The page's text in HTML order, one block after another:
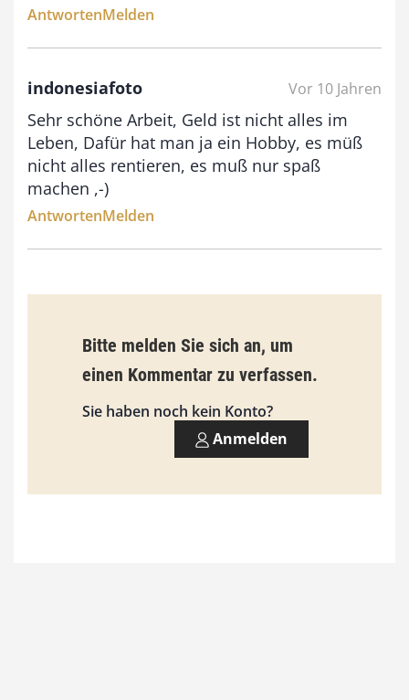
AntwortenMelden
indonesiafoto Vor 10 Jahren
Sehr schöne Arbeit, Geld ist nicht alles im
Leben, Dafür hat man ja ein Hobby, es müß
nicht alles rentieren, es muß nur spaß
machen ,-)
AntwortenMelden
Bitte melden Sie sich an, um
einen Kommentar zu verfassen.
Sie haben noch kein Konto?
Anmelden